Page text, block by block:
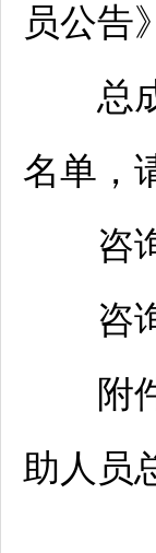
员公告
总成
名单，
咨询
咨询
附件
助人员